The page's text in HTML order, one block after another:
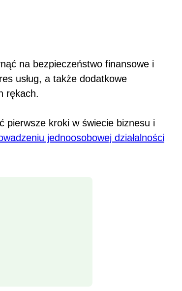
na bezpieczeństwo finansowe i
usług, a także dodatkowe
rękach.
pierwsze kroki w świecie biznesu i
jednoosobowej działalności